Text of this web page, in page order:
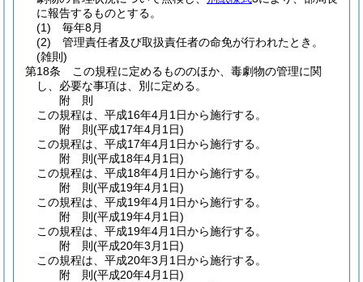
に報告するものとする。
(1)
毎年8月
(2)
管理責任者及び取扱責任者の命免が行われたとき。
(雑則)
第18条
この規程に定めるもののほか、毒劇物の管理に関
し、必要な事項は、別に定める。
附 則
この規程は、平成16年4月1日から施行する。
附 則(平成17年4月1日)
この規程は、平成17年4月1日から施行する。
附 則(平成18年4月1日)
この規程は、平成18年4月1日から施行する。
附 則(平成19年4月1日)
この規程は、平成19年4月1日から施行する。
附 則(平成19年4月1日)
この規程は、平成19年4月1日から施行する。
附 則(平成20年3月1日)
この規程は、平成20年3月1日から施行する。
附 則(平成20年4月1日)